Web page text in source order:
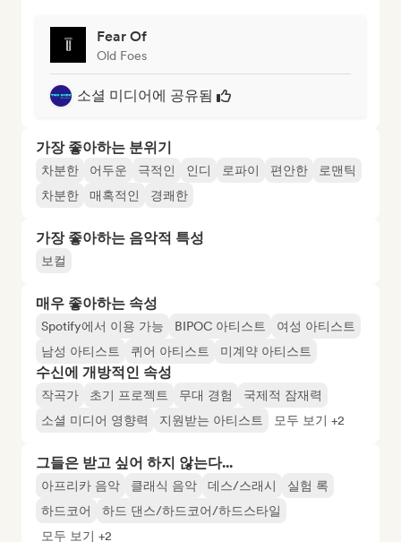
Fear Of
Old Foes
소셜 미디어에 공유됨
가장 좋아하는 분위기
차분한 어두운 극적인 인디 로파이 편안한
로맨틱
차분한
매혹적인 경쾌한
가장 좋아하는 음악적 특성
보컬
매우 좋아하는 속성
Spotify에서 이용 가능 BIPOC 아티스트
여성 아티스트
남성 아티스트
퀴어 아티스트 미계약 아티스트
수신에 개방적인 속성
작곡가 초기 프로젝트 무대 경험
국제적 잠재력
소셜 미디어 영향력
지원받는 아티스트 모두 보기 +2
그들은 받고 싶어 하지 않는다...
아프리카 음악 클래식 음악 데스/스래시
실험 록
하드코어
하드 댄스/하드코어/하드스타일
모두 보기 +2